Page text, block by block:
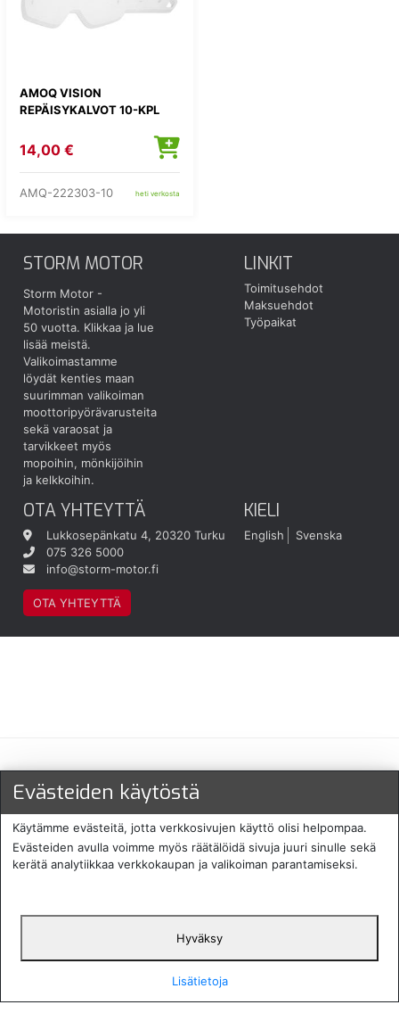
AMOQ VISION
REPÄISYKALVOT 10-KPL
14,00 €
AMQ-222303-10 heti verkosta
STORM MOTOR
Storm Motor -
Motoristin asialla jo yli
50 vuotta. Klikkaa ja lue
lisää meistä.
Valikoimastamme
löydät kenties maan
suurimman valikoiman
moottoripyörävarusteita
sekä varaosat ja
tarvikkeet myös
mopoihin, mönkijöihin
ja kelkkoihin.
LINKIT
Toimitusehdot
Maksuehdot
Työpaikat
OTA YHTEYTTÄ
Lukkosepänkatu 4, 20320 Turku
075 326 5000
info@storm-motor.fi
OTA YHTEYTTÄ
KIELI
English Svenska
Maksu- ja toimitustavat
Protecomp
Copyright 2024. All rights
English
Evästeiden käytöstä
Käytämme evästeitä, jotta verkkosivujen käyttö olisi helpompaa.
Evästeiden avulla voimme myös räätälöidä sivuja juuri sinulle sekä
kerätä analytiikkaa verkkokaupan ja valikoiman parantamiseksi.
Hyväksy
Lisätietoja